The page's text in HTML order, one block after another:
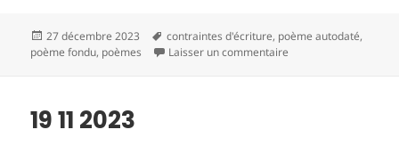
Publié
le
27 décembre 2023
Mots-
clés
contraintes d'écriture, poème autodaté,
poème fondu, poèmes Laisser un commentaire
19 11 2023